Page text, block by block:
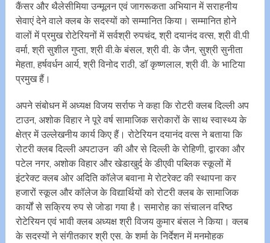
कैंसर और थैलेसीमिया उन्मूलन एवं जागरूकता अभियान में सराहनीय
सेवाएं देने वाले क्लब के सदस्यों को सम्मानित किया। सम्मानित होने
वालों में प्रमुख रोटेरियनों में सर्वश्री रुपचंद, श्री दयानंद वत्स, श्री वी.पी
वर्मा, श्री सुशील गुप्ता, श्री वी.के बंसल, श्री वी. के जैन, सुश्री सुनीता
मेहता, हर्षवर्धन आर्य, श्री विनोद राठी, डॉ कृष्णलाल, श्री वी. के भाटिया
प्रमुख हैं।
अपने संबोधन में अध्यक्ष विजय सर्राफ ने कहा कि रोटरी क्लब दिल्ली अप
टाउन, अशोक विहार ने पूरे वर्ष सामाजिक सरोकारों के साथ स्वास्थ्य के
क्षेत्र में उल्लेखनीय कार्य किए हैं। रोटेरियन दयानंद वत्स ने बताया कि
रोटरी क्लब दिल्ली अपटाउन की और से दिल्ली के रोहिणी, द्वारका और
पटेल नगर, अशोक विहार और खेडाखुर्द के डीएवी पब्लिक स्कूलों में
इंटरेक्ट क्लब ओर अदिति कॉलेज बवाना मे रोटरेक्ट की स्थापना कर
हजारों स्कूल और कॉलेज के विद्यार्थियों को रोटरी क्लब के सामाजिक
कार्यों से सक्रिय रुप से जोडा गया है। समारोह का संचालन वरिष्ठ
रोटेरियन एवं भावी क्लब अध्यक्ष श्री विजय कुमार बंसल ने किया। क्लब
के सदस्यों ने संगीतकार श्री एस. के शर्मा के निर्देशन में मनमोहक